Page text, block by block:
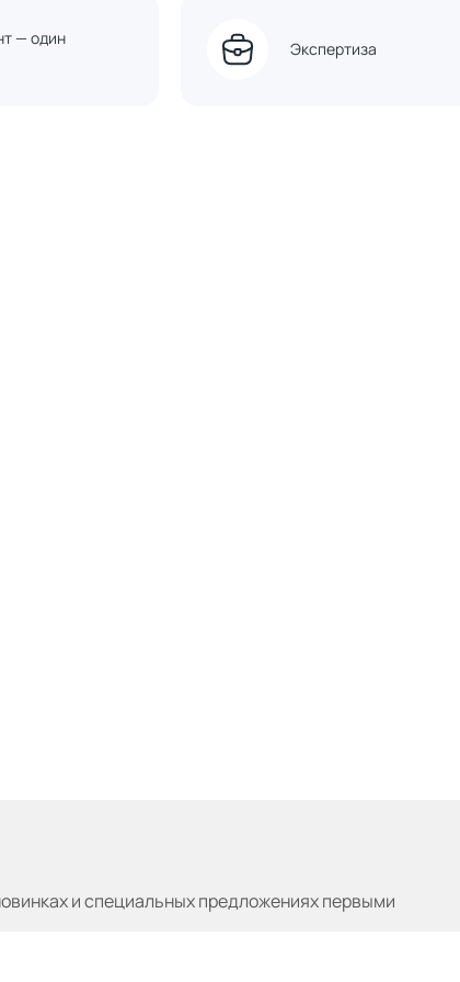
— один
Экспертиза
и специальных предложениях первыми